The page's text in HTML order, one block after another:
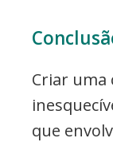
Criar uma
que